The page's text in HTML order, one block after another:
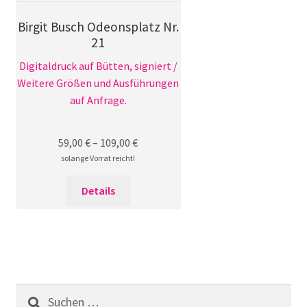
werden
Birgit Busch Odeonsplatz Nr.
21
Digitaldruck auf Bütten, signiert /
Weitere Größen und Ausführungen
auf Anfrage.
59,00€– 109,00€
solange Vorrat reicht!
Details
Die
Suchen